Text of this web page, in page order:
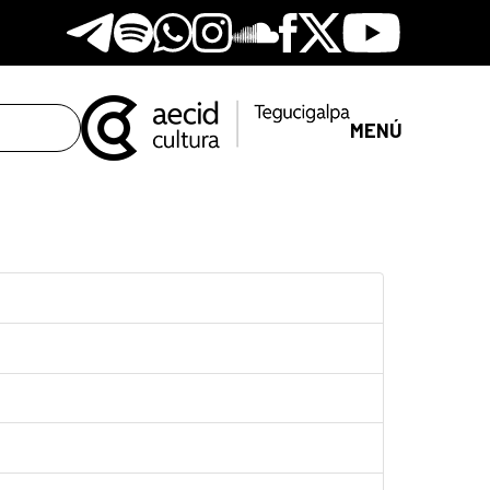
Telegram
SpotifyWhatsapp
Instagram
Soundclore
Facebook
X Youtube
MENÚ